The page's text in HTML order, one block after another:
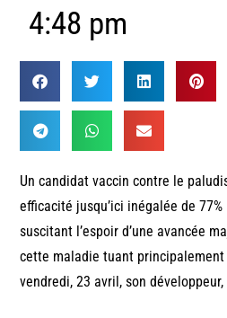
4:48 pm
Un candidat vaccin contre le
efficacité jusqu’ici inégalée de
suscitant l’espoir d’une avancée
cette maladie tuant principalement
vendredi, 23 avril, son développeur,